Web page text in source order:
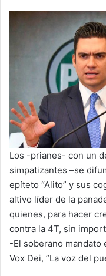
Los -prianes- con un
simpatizantes –se
epíteto “Alito” y sus
altivo líder de la
quienes, para hacer
contra la 4T, sin
-El soberano mandato
Vox Dei, ”La voz del